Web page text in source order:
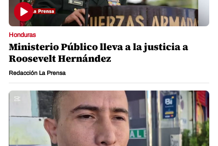
Honduras
Ministerio Público lleva a la justicia a
Roosevelt Hernández
Redacción La Prensa